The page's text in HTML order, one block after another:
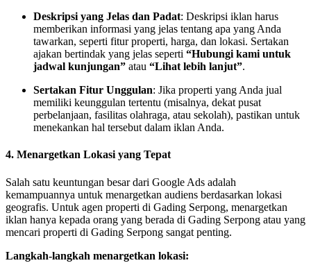
Deskripsi yang Jelas dan Padat: Deskripsi iklan harus
memberikan informasi yang jelas tentang apa yang Anda
tawarkan, seperti fitur properti, harga, dan lokasi. Sertakan
ajakan bertindak yang jelas seperti “Hubungi kami untuk
jadwal kunjungan” atau “Lihat lebih lanjut”.
Sertakan Fitur Unggulan: Jika properti yang Anda jual
memiliki keunggulan tertentu (misalnya, dekat pusat
perbelanjaan, fasilitas olahraga, atau sekolah), pastikan untuk
menekankan hal tersebut dalam iklan Anda.
4. Menargetkan Lokasi yang Tepat
Salah satu keuntungan besar dari Google Ads adalah
kemampuannya untuk menargetkan audiens berdasarkan lokasi
geografis. Untuk agen properti di Gading Serpong, menargetkan
iklan hanya kepada orang yang berada di Gading Serpong atau yang
mencari properti di Gading Serpong sangat penting.
Langkah-langkah menargetkan lokasi: